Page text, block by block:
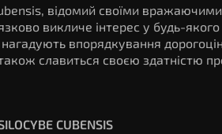
відомий своїми
викличе інтерес у будь-якого
нагадують впорядкування
славиться своєю здатністю
CUBENSIS